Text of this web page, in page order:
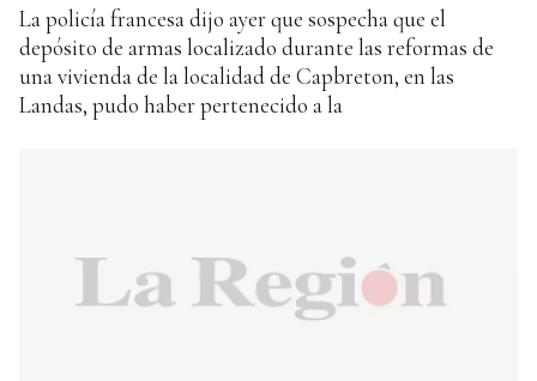
La policía francesa dijo ayer que sospecha que el
depósito de armas localizado durante las reformas de
una vivienda de la localidad de Capbreton, en las
Landas, pudo haber pertenecido a la